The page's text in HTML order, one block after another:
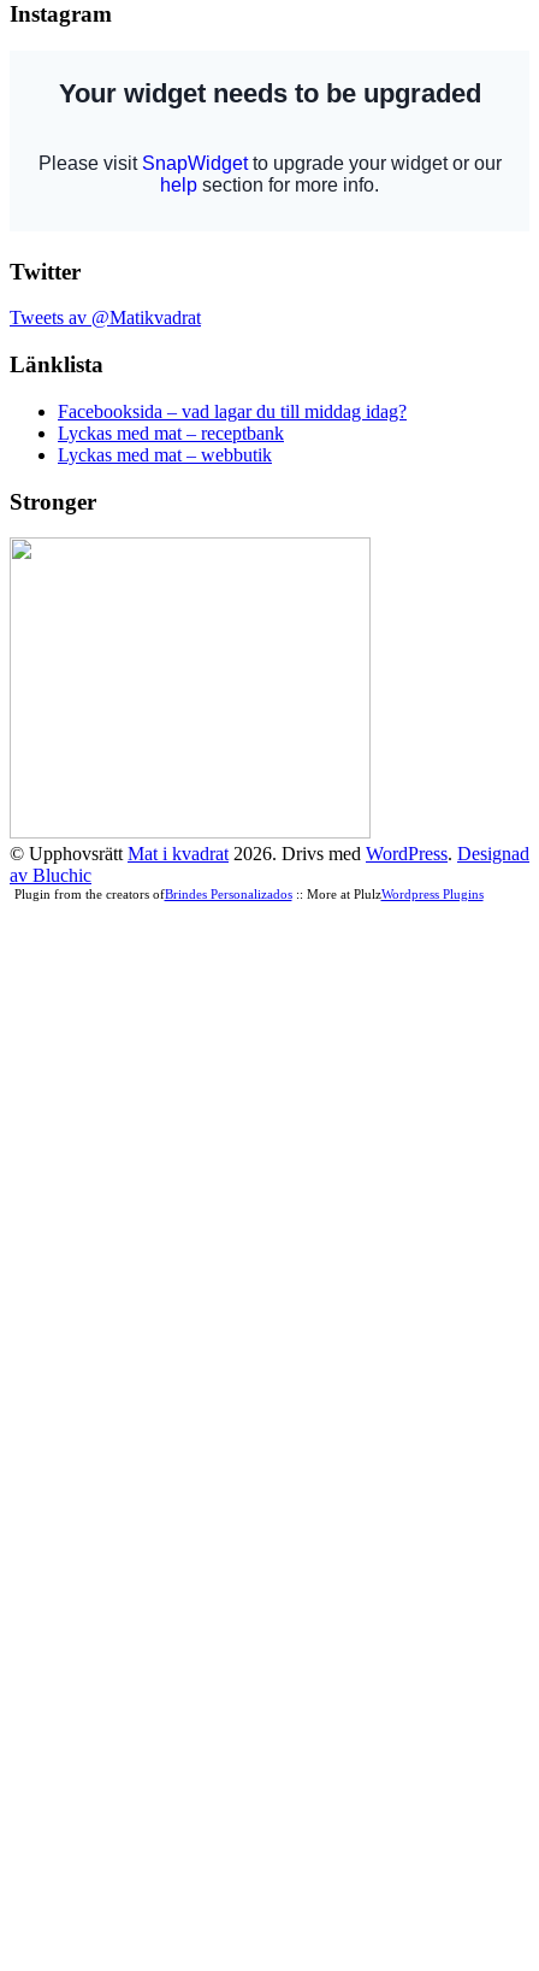
Instagram
Twitter
Tweets av @Matikvadrat
Länklista
Facebooksida – vad lagar du till middag idag?
Lyckas med mat – receptbank
Lyckas med mat – webbutik
Stronger
© Upphovsrätt Mat i kvadrat 2026. Drivs med WordPress. Designad
av Bluchic
Plugin from the creators ofBrindes Personalizados:: More at PlulzWordpress Plugins